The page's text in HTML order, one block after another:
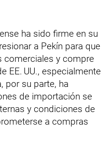
ha sido firme en su
a Pekín para que
comerciales y compre
EE. UU., especialmente
por su parte, ha
de importación se
y condiciones de
a compras